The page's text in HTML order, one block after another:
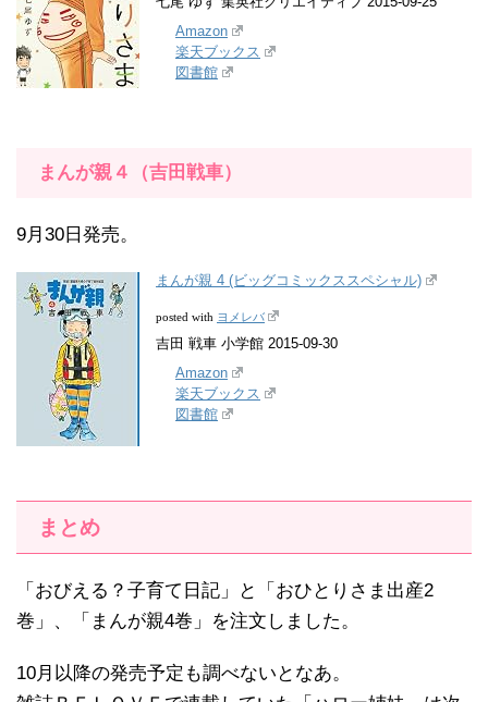
Amazon
楽天ブックス
図書館
まんが親４（吉田戦車）
9月30日発売。
まんが親 4 (ビッグコミックススペシャル)
posted with ヨメレバ
吉田 戦車 小学館 2015-09-30
Amazon
楽天ブックス
図書館
まとめ
「おびえる？子育て日記」と「おひとりさま出産2
巻」、「まんが親4巻」を注文しました。
10月以降の発売予定も調べないとなあ。